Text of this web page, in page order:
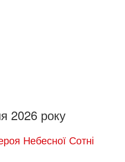
2026 року
Небесної Сотні